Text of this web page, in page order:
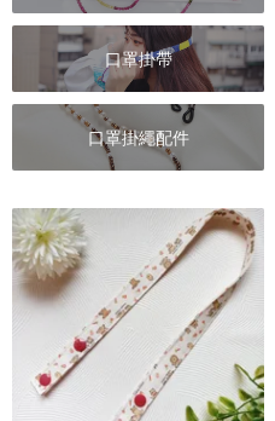
口罩掛帶
口罩掛繩配件